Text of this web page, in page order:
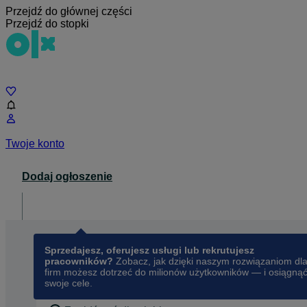
Przejdź do głównej części
Przejdź do stopki
Twoje konto
Dodaj ogłoszenie
Sprzedajesz, oferujesz usługi lub rekrutujesz
pracowników? Zobacz, jak dzięki naszym rozwiązaniom dla
firm możesz dotrzeć do milionów użytkowników — i osiągnąć
swoje cele.